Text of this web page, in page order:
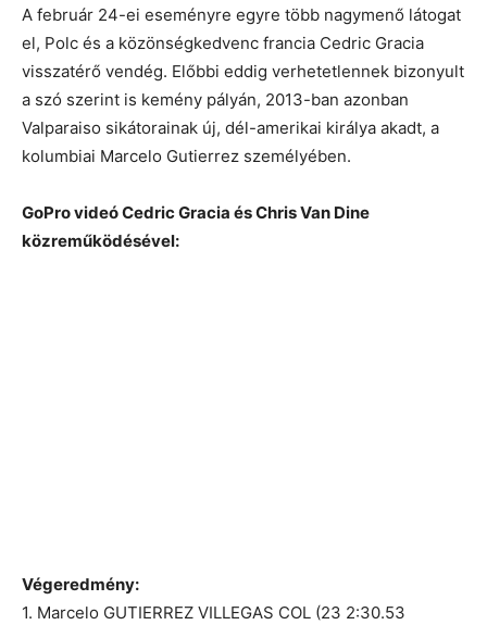
A február 24-ei eseményre egyre több nagymenő látogat
el, Polc és a közönségkedvenc francia Cedric Gracia
visszatérő vendég. Előbbi eddig verhetetlennek bizonyult
a szó szerint is kemény pályán, 2013-ban azonban
Valparaiso sikátorainak új, dél-amerikai királya akadt, a
kolumbiai Marcelo Gutierrez személyében.
GoPro videó Cedric Gracia és Chris Van Dine
közreműködésével:
Végeredmény:
1. Marcelo GUTIERREZ VILLEGAS COL (23 2:30.53